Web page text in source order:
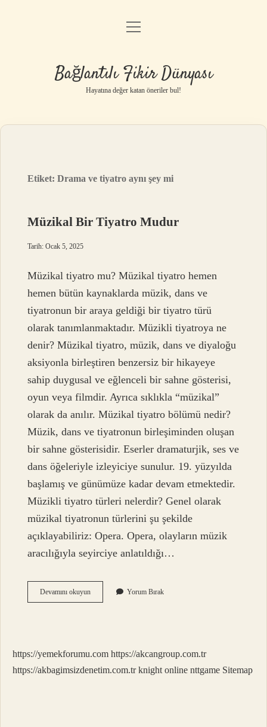
Anasayfa
Yasal Uyarı
menüyü
Bağlantılı Fikir Dünyası
Hayatına değer katan öneriler bul!
Etiket:Drama ve tiyatro aynı şey mi
Müzikal Bir Tiyatro Mudur
Tarih: Ocak 5, 2025
Müzikal tiyatro mu? Müzikal tiyatro hemen
hemen bütün kaynaklarda müzik, dans ve
tiyatronun bir araya geldiği bir tiyatro türü
olarak tanımlanmaktadır. Müzikli tiyatroya ne
denir? Müzikal tiyatro, müzik, dans ve diyaloğu
aksiyonla birleştiren benzersiz bir hikayeye
sahip duygusal ve eğlenceli bir sahne gösterisi,
oyun veya filmdir. Ayrıca sıklıkla “müzikal”
olarak da anılır. Müzikal tiyatro bölümü nedir?
Müzik, dans ve tiyatronun birleşiminden oluşan
bir sahne gösterisidir. Eserler dramaturjik, ses ve
dans öğeleriyle izleyiciye sunulur. 19. yüzyılda
başlamış ve günümüze kadar devam etmektedir.
Müzikli tiyatro türleri nelerdir? Genel olarak
müzikal tiyatronun türlerini şu şekilde
açıklayabiliriz: Opera. Opera, olayların müzik
aracılığıyla seyirciye anlatıldığı…
Devamını okuyunMüzikal
Bir
Yorum Bırak
https://yemekforumu.com https://akcangroup.com.tr
https://akbagimsizdenetim.com.tr knight online nttgame Sitemap